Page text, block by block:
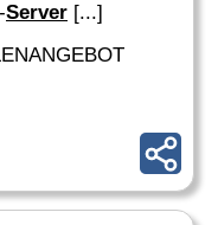
Server [...]